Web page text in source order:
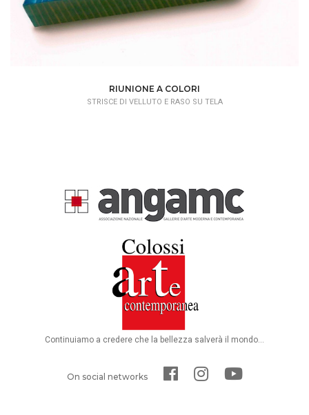
RIUNIONE A COLORI
STRISCE DI VELLUTO E RASO SU TELA
Continuiamo a credere che la bellezza salverà il mondo...
On social networks